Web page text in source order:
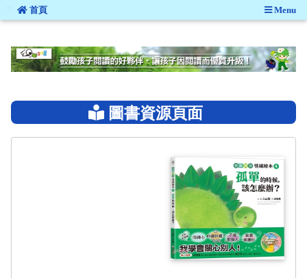
::: 首頁 Menu
圖書資源頁面